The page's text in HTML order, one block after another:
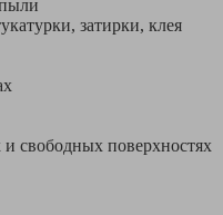
затирки, клея
свободных поверхностях